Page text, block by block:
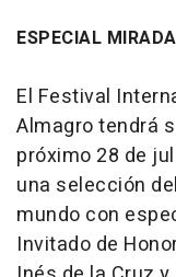
ESPECIAL
El Festival
Almagro tendrá
próximo 28 de
una selección
mundo con
Invitado de